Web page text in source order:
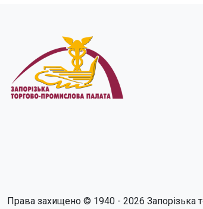
Права захищено © 1940 - 2026 Запорізька